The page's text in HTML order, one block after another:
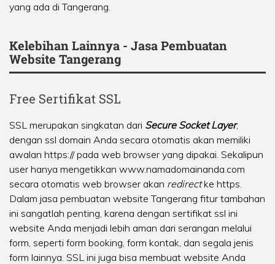
yang ada di Tangerang.
Kelebihan Lainnya - Jasa Pembuatan
Website Tangerang
Free Sertifikat SSL
SSL merupakan singkatan dari Secure Socket Layer,
dengan ssl domain Anda secara otomatis akan memiliki
awalan https:// pada web browser yang dipakai. Sekalipun
user hanya mengetikkan www.namadomainanda.com
secara otomatis web browser akan redirectke https.
Dalam jasa pembuatan website Tangerang fitur tambahan
ini sangatlah penting, karena dengan sertifikat ssl ini
website Anda menjadi lebih aman dari serangan melalui
form, seperti form booking, form kontak, dan segala jenis
form lainnya. SSL ini juga bisa membuat website Anda